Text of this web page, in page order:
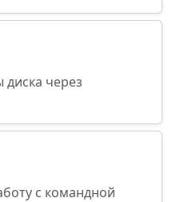
через
с командной